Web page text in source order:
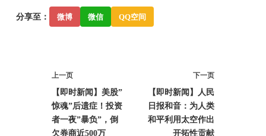
分享至： 微博 微信 QQ空间
上一页
【即时新闻】美股”
惊魂”后遗症！投资
者一夜”暴负”，倒
欠券商近500万
下一页
【即时新闻】人民
日报和音：为人类
和平利用太空作出
开拓性贡献